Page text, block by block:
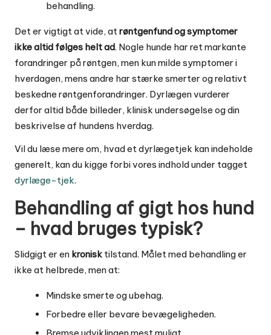
behandling.
Det er vigtigt at vide, at røntgenfund og symptomer
ikke altid følges helt ad. Nogle hunde har ret markante
forandringer på røntgen, men kun milde symptomer i
hverdagen, mens andre har stærke smerter og relativt
beskedne røntgenforandringer. Dyrlægen vurderer
derfor altid både billeder, klinisk undersøgelse og din
beskrivelse af hundens hverdag.
Vil du læse mere om, hvad et dyrlægetjek kan indeholde
generelt, kan du kigge forbi vores indhold under tagget
dyrlæge-tjek.
Behandling af gigt hos hund
– hvad bruges typisk?
Slidgigt er en kronisk tilstand. Målet med behandling er
ikke at helbrede, men at:
Mindske smerte og ubehag.
Forbedre eller bevare bevægeligheden.